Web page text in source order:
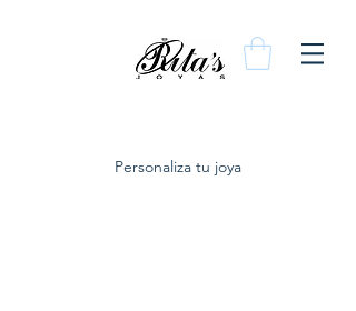
Personaliza tu joya